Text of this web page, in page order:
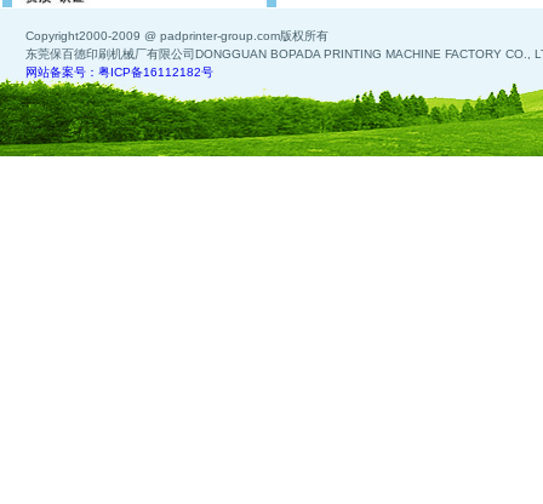
Copyright2000-2009 @ padprinter-group.com版权所有
东莞保百德印刷机械厂有限公司DONGGUAN BOPADA PRINTING MACHINE FACTORY CO.,
网站备案号：粤ICP备16112182号